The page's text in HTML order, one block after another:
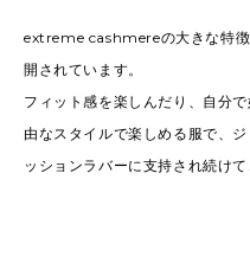
extreme cashmereの大きな特
開されています。
フィット感を楽しんだり、自分
由なスタイルで楽しめる服で、
ッションラバーに支持され続けて